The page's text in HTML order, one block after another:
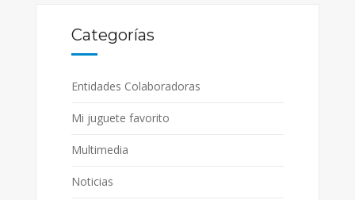
Categorías
Entidades Colaboradoras
Mi juguete favorito
Multimedia
Noticias